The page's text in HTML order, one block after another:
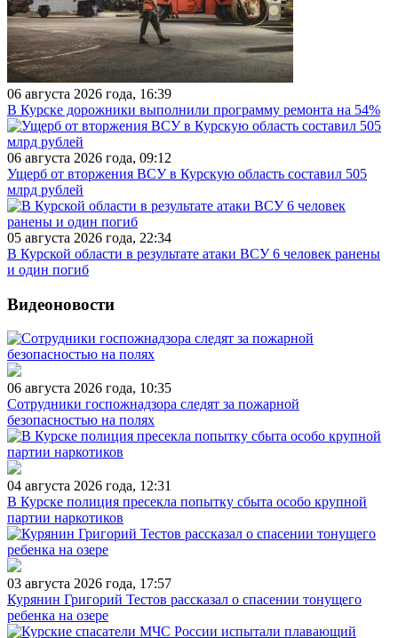
06 августа 2026 года, 16:39
В Курске дорожники выполнили программу ремонта на 54%
06 августа 2026 года, 09:12
Ущерб от вторжения ВСУ в Курскую область составил 505
млрд рублей
05 августа 2026 года, 22:34
В Курской области в результате атаки ВСУ 6 человек ранены
и один погиб
Видеоновости
06 августа 2026 года, 10:35
Сотрудники госпожнадзора следят за пожарной
безопасностью на полях
04 августа 2026 года, 12:31
В Курске полиция пресекла попытку сбыта особо крупной
партии наркотиков
03 августа 2026 года, 17:57
Курянин Григорий Тестов рассказал о спасении тонущего
ребенка на озере